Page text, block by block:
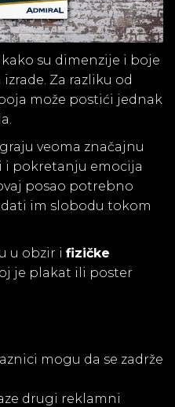
su dimenzije i boje
Za razliku od
može postići jednak
veoma značajnu
pokretanju emocija
posao potrebno
im slobodu tokom
u obzir i fizičke
je plakat ili poster
mogu da se zadrže
drugi reklamni